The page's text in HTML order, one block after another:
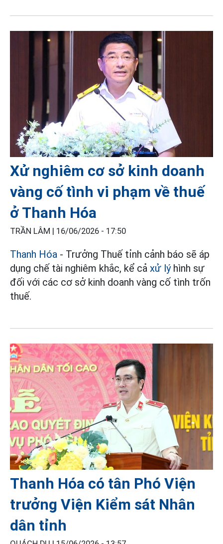
Xử nghiêm cơ sở kinh doanh
vàng cố tình vi phạm về thuế
ở Thanh Hóa
TRẦN LÂM | 16/06/2026 - 17:50
Thanh Hóa - Trưởng Thuế tỉnh cảnh báo sẽ áp
dụng chế tài nghiêm khắc, kể cả xử lýhình sự
đối với các cơ sở kinh doanh vàng cố tình trốn
thuế.
Thanh Hóa có tân Phó Viện
trưởng Viện Kiểm sát Nhân
dân tỉnh